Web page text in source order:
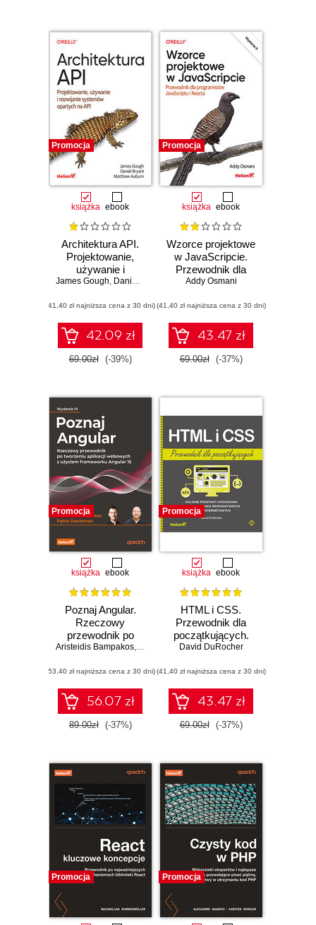
Promocja
książka ebook
Architektura API.
Projektowanie,
używanie i
rozwijanie
opartych na API
James Gough, Daniel Bryant Matthew Auburn
(41,40 zł najniższa cena z 30 dni)
42.09 zł
69.00zł (-39%)
Promocja
książka ebook
Wzorce projektowe
w JavaScripcie.
Przewodnik dla
programistów
Reacta. Wydanie II
Addy Osmani
(41,40 zł najniższa cena z 30 dni)
43.47 zł
69.00zł (-37%)
Promocja
książka ebook
Poznaj Angular.
Rzeczowy
przewodnik po
tworzeniu aplikacji
użyciem
frameworku
Angular 15.
Wydanie IV
Aristeidis Bampakos, Pablo Deeleman
(53,40 zł najniższa cena z 30 dni)
56.07 zł
89.00zł (-37%)
Promocja
książka ebook
HTML i CSS.
Przewodnik dla
początkujących.
Solidne podstawy
projektowania
responsywnych
stron
internetowych
David DuRocher
(41,40 zł najniższa cena z 30 dni)
43.47 zł
69.00zł (-37%)
Promocja Promocja